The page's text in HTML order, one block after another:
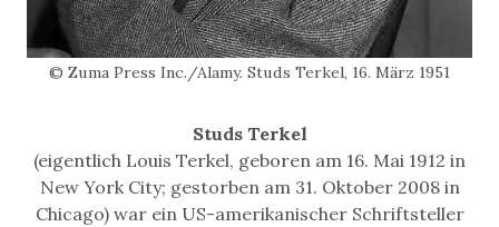
© Zuma Press Inc./Alamy. Studs Terkel, 16. März 1951
Studs Terkel
(eigentlich Louis Terkel, geboren am 16. Mai 1912 in
New York City; gestorben am 31. Oktober 2008 in
Chicago) war ein US-amerikanischer Schriftsteller